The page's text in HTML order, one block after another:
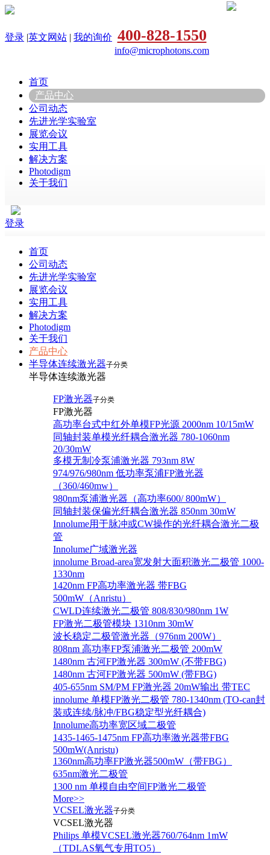
登录 |英文网站 | 我的询价 400-828-1550
info@microphotons.com
首页
产品中心
公司动态
先进光学实验室
展览会议
实用工具
解决方案
Photodigm
关于我们
登录
首页
公司动态
先进光学实验室
展览会议
实用工具
解决方案
Photodigm
关于我们
产品中心
半导体连续激光器子分类
半导体连续激光器
FP激光器子分类
FP激光器
高功率台式中红外单模FP光源 2000nm 10/15mW
同轴封装单模光纤耦合激光器 780-1060nm
20/30mW
多模无制冷泵浦激光器 793nm 8W
974/976/980nm 低功率泵浦FP激光器
（360/460mw）
980nm泵浦激光器（高功率600/ 800mW）
同轴封装保偏光纤耦合激光器 850nm 30mW
Innolume用于脉冲或CW操作的光纤耦合激光二极
管
Innolume广域激光器
innolume Broad-area宽发射大面积激光二极管 1000-
1330nm
1420nm FP高功率激光器 带FBG
500mW（Anristu）
CWLD连续激光二极管 808/830/980nm 1W
FP激光二极管模块 1310nm 30mW
波长稳定二极管激光器（976nm 200W）
808nm 高功率FP泵浦激光二极管 200mW
1480nm 古河FP激光器 300mW (不带FBG)
1480nm 古河FP激光器 500mW (带FBG)
405-655nm SM/PM FP激光器 20mW输出 带TEC
innolume 单模FP激光二极管 780-1340nm (TO-can封
装或连续/脉冲/FBG稳定型光纤耦合)
Innolume高功率宽区域二极管
1435-1465-1475nm FP高功率激光器带FBG
500mW(Anristu)
1360nm高功率FP激光器500mW（带FBG）
635nm激光二极管
1300 nm 单模自由空间FP激光二极管
More>>
VCSEL激光器子分类
VCSEL激光器
Philips 单模VCSEL激光器760/764nm 1mW
（TDLAS氧气专用TO5）